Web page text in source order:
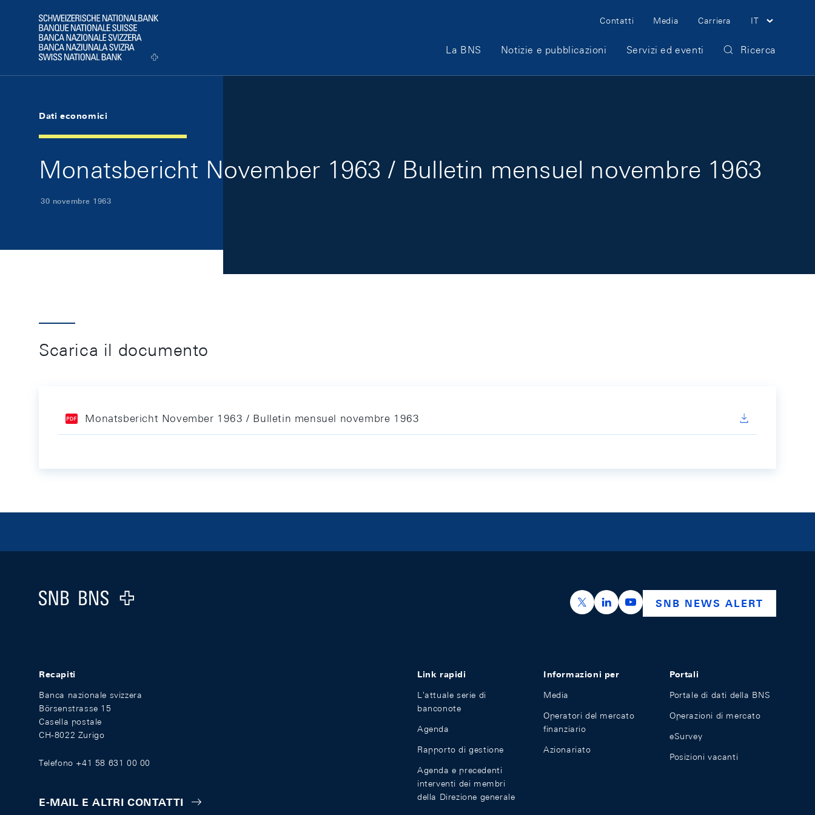
Logo
Meta Navigation
Contatti Media Carriera IT
Main Navigation
La BNS Notizie e pubblicazioni Servizi ed eventi Ricerca
Dati economici
Monatsbericht November 1963 / Bulletin mensuel novembre 1963
30 novembre 1963
Scarica il documento
Monatsbericht November 1963 / Bulletin mensuel novembre 1963
Logo
https://x.com/snb_bns
https://ch.linkedin.com/company/swiss-
https://www.youtube.com/
SNB NEWS ALERT
Recapiti
Banca nazionale svizzera
Börsenstrasse 15
Casella postale
CH-8022 Zurigo
Telefono +41 58 631 00 00
E-MAIL E ALTRI CONTATTI
Link rapidi
L'attuale serie di
banconote
Agenda
Rapporto di gestione
Agenda e precedenti
interventi dei membri
della Direzione generale
Informazioni per
Media
Operatori del mercato
finanziario
Azionariato
Portali
Portale di dati della BNS
Operazioni di mercato
eSurvey
Posizioni vacanti